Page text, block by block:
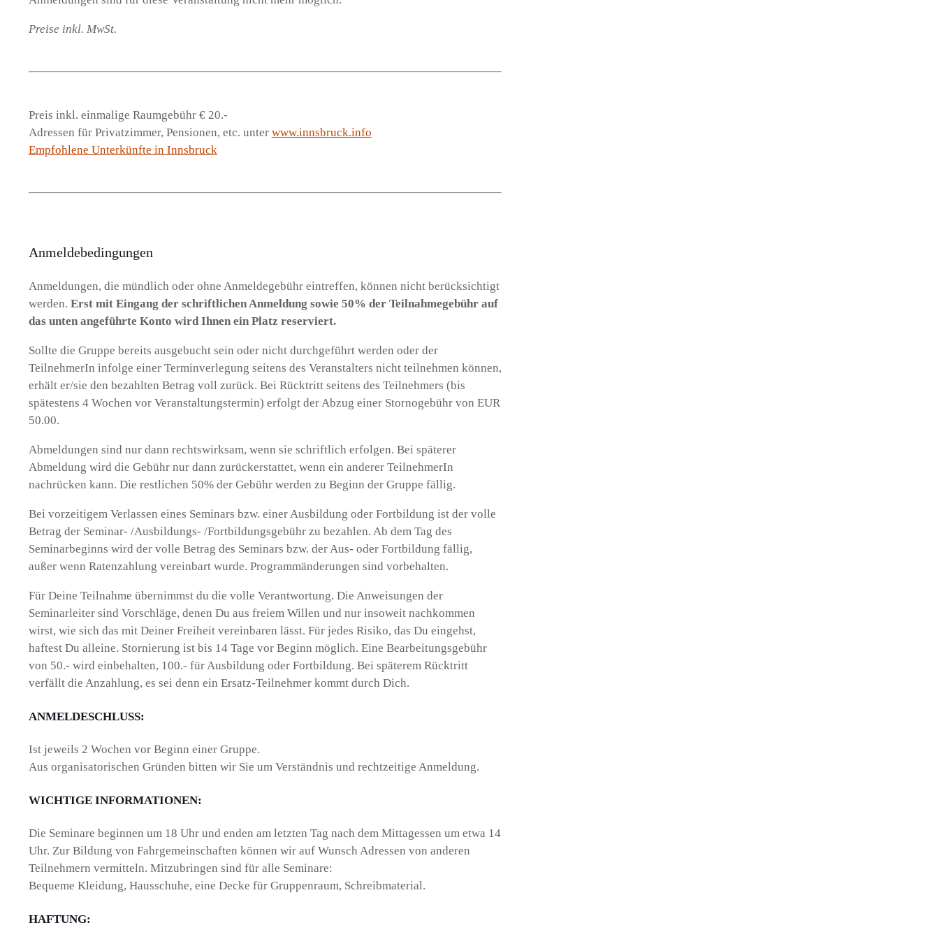
Preise inkl. MwSt.
Preis inkl. einmalige Raumgebühr € 20.-
Adressen für Privatzimmer, Pensionen, etc. unter www.innsbruck.info
Empfohlene Unterkünfte in Innsbruck
Anmeldebedingungen
Anmeldungen, die mündlich oder ohne Anmeldegebühr eintreffen, können nicht berücksichtigt
werden. Erst mit Eingang der schriftlichen Anmeldung sowie 50% der Teilnahmegebühr auf
das unten angeführte Konto wird Ihnen ein Platz reserviert.
Sollte die Gruppe bereits ausgebucht sein oder nicht durchgeführt werden oder der
TeilnehmerIn infolge einer Terminverlegung seitens des Veranstalters nicht teilnehmen können,
erhält er/sie den bezahlten Betrag voll zurück. Bei Rücktritt seitens des Teilnehmers (bis
spätestens 4 Wochen vor Veranstaltungstermin) erfolgt der Abzug einer Stornogebühr von EUR
50.00.
Abmeldungen sind nur dann rechtswirksam, wenn sie schriftlich erfolgen. Bei späterer
Abmeldung wird die Gebühr nur dann zurückerstattet, wenn ein anderer TeilnehmerIn
nachrücken kann. Die restlichen 50% der Gebühr werden zu Beginn der Gruppe fällig.
Bei vorzeitigem Verlassen eines Seminars bzw. einer Ausbildung oder Fortbildung ist der volle
Betrag der Seminar- /Ausbildungs- /Fortbildungsgebühr zu bezahlen. Ab dem Tag des
Seminarbeginns wird der volle Betrag des Seminars bzw. der Aus- oder Fortbildung fällig,
außer wenn Ratenzahlung vereinbart wurde. Programmänderungen sind vorbehalten.
Für Deine Teilnahme übernimmst du die volle Verantwortung. Die Anweisungen der
Seminarleiter sind Vorschläge, denen Du aus freiem Willen und nur insoweit nachkommen
wirst, wie sich das mit Deiner Freiheit vereinbaren lässt. Für jedes Risiko, das Du eingehst,
haftest Du alleine. Stornierung ist bis 14 Tage vor Beginn möglich. Eine Bearbeitungsgebühr
von 50.- wird einbehalten, 100.- für Ausbildung oder Fortbildung. Bei späterem Rücktritt
verfällt die Anzahlung, es sei denn ein Ersatz-Teilnehmer kommt durch Dich.
ANMELDESCHLUSS:
Ist jeweils 2 Wochen vor Beginn einer Gruppe.
Aus organisatorischen Gründen bitten wir Sie um Verständnis und rechtzeitige Anmeldung.
WICHTIGE INFORMATIONEN:
Die Seminare beginnen um 18 Uhr und enden am letzten Tag nach dem Mittagessen um etwa 14
Uhr. Zur Bildung von Fahrgemeinschaften können wir auf Wunsch Adressen von anderen
Teilnehmern vermitteln. Mitzubringen sind für alle Seminare:
Bequeme Kleidung, Hausschuhe, eine Decke für Gruppenraum, Schreibmaterial.
HAFTUNG: